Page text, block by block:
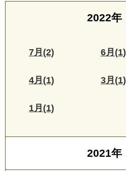
2022年
7月(2) 6月(1)
4月(1) 3月(1)
1月(1)
2021年